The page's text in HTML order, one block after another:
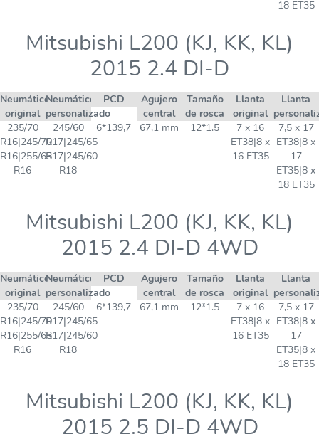
18 ET35
Mitsubishi L200 (KJ, KK, KL)
2015 2.4 DI-D
Neumático
original
Neumático
personalizado
PCD
Agujero
central
Tamaño
de rosca
Llanta
original
Llanta
235/70
R16|245/70
R16|255/65
R16
245/60
R17|245/65
R17|245/60
R18
6*139,7 67,1 mm 12*1.5
7 x 16
ET38|8 x
16 ET35
7,5 x 17
ET38|8 x
17
ET35|8 x
18 ET35
Mitsubishi L200 (KJ, KK, KL)
2015 2.4 DI-D 4WD
Neumático
original
Neumático
personalizado
PCD
Agujero
central
Tamaño
de rosca
Llanta
original
Llanta
235/70
R16|245/70
R16|255/65
R16
245/60
R17|245/65
R17|245/60
R18
6*139,7 67,1 mm 12*1.5
7 x 16
ET38|8 x
16 ET35
7,5 x 17
ET38|8 x
17
ET35|8 x
18 ET35
Mitsubishi L200 (KJ, KK, KL)
2015 2.5 DI-D 4WD